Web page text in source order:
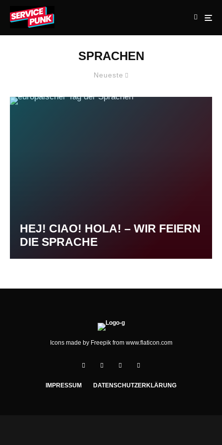
SPRACHEN
Neueste
HEJ! CIAO! HOLA! – WIR FEIERN
DIE SPRACHE
Icons made by Freepikfrom www.flaticon.com
IMPRESSUM DATENSCHUTZERKLÄRUNG